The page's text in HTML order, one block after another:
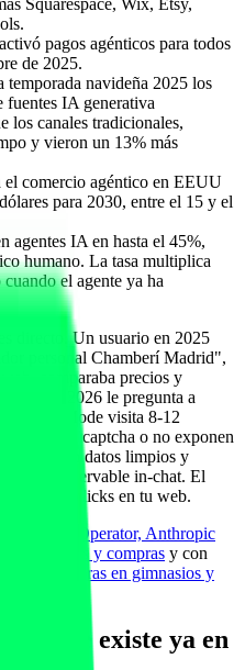
Squarespace, Wix, Etsy,
pagos agénticos para todos
de 2025.
temporada navideña 2025 los
fuentes IA generativa
los canales tradicionales,
y vieron un 13% más
el comercio agéntico en EEUU
para 2030, entre el 15 y el
agentes IA en hasta el 45%,
humano. La tasa multiplica
el agente ya ha
directo. Un usuario en 2025
personal Chamberí Madrid",
comparaba precios y
En 2026 le pregunta a
Agent Mode visita 8-12
tienen captcha o no exponen
con datos limpios y
horario reservable in-chat. El
Cero clicks en tu web.
OpenAI Operator, Anthropic
reservas y compras y con
y compras en gimnasios y
que existe ya en